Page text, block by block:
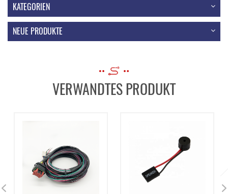
KATEGORIEN
NEUE PRODUKTE
VERWANDTES PRODUKT